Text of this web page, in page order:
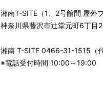
湘南T-SITE（1、2号館間 屋外
神奈川県藤沢市辻堂元町6丁目
湘南 T-SITE 0466-31-1515（
※電話受付時間 10:00～19:00